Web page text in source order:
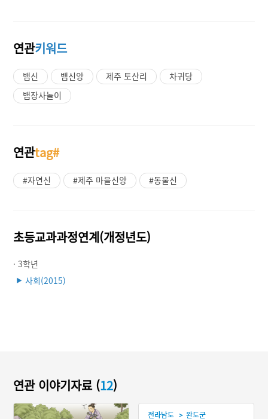
연관키워드
뱀신 뱀신앙 제주 토산리
차귀당
뱀장사놀이
연관tag#
#자연신 #제주 마을신앙 #동물신
초등교과과정연계(개정년도)
· 3학년
▶ 사회(2015)
연관 이야기자료 (12)
전라남도 > 완도군